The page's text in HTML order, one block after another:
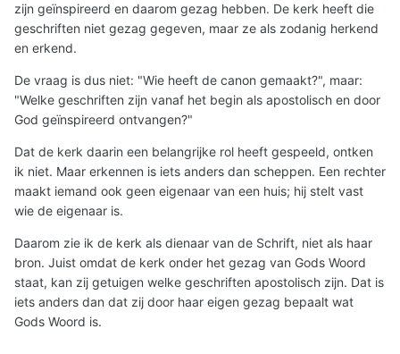
zijn geïnspireerd en daarom gezag hebben. De kerk heeft die
geschriften niet gezag gegeven, maar ze als zodanig herkend
en erkend.
De vraag is dus niet: "Wie heeft de canon gemaakt?", maar:
"Welke geschriften zijn vanaf het begin als apostolisch en door
God geïnspireerd ontvangen?"
Dat de kerk daarin een belangrijke rol heeft gespeeld, ontken
ik niet. Maar erkennen is iets anders dan scheppen. Een rechter
maakt iemand ook geen eigenaar van een huis; hij stelt vast
wie de eigenaar is.
Daarom zie ik de kerk als dienaar van de Schrift, niet als haar
bron. Juist omdat de kerk onder het gezag van Gods Woord
staat, kan zij getuigen welke geschriften apostolisch zijn. Dat is
iets anders dan dat zij door haar eigen gezag bepaalt wat
Gods Woord is.